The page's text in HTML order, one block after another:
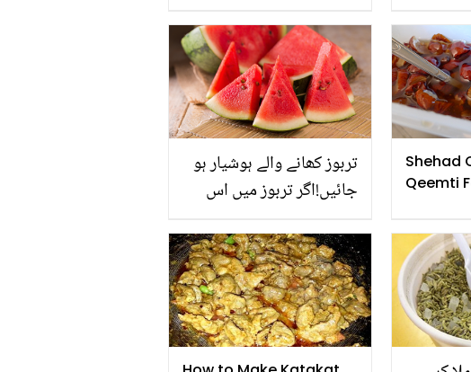
ضرور
تربوز کھانے والے ہوشیار ہو
جائیں!اگر تربوز میں اس
پھینکنے میں دیر مت کریں
کیونکہ ۔۔
Shehad
Qeemti